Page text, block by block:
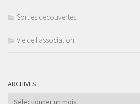
Sorties découvertes
Vie de l'association
ARCHIVES
Archives